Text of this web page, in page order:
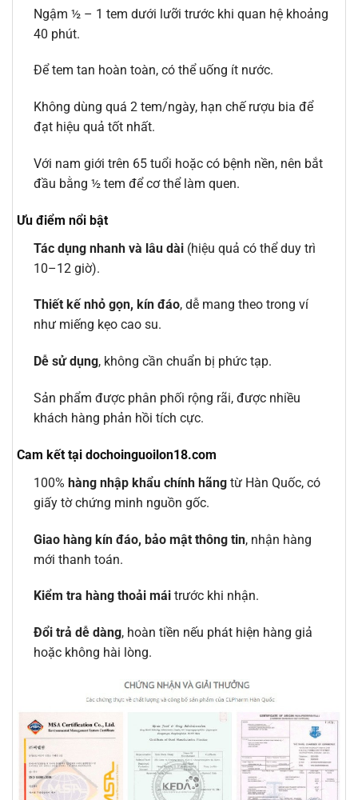
Ngậm ½ – 1 tem dưới lưỡi trước khi quan hệ khoảng
40 phút.
Để tem tan hoàn toàn, có thể uống ít nước.
Không dùng quá 2 tem/ngày, hạn chế rượu bia để
đạt hiệu quả tốt nhất.
Với nam giới trên 65 tuổi hoặc có bệnh nền, nên bắt
đầu bằng ½ tem để cơ thể làm quen.
Ưu điểm nổi bật
Tác dụng nhanh và lâu dài(hiệu quả có thể duy trì
10–12 giờ).
Thiết kế nhỏ gọn, kín đáo, dễ mang theo trong ví
như miếng kẹo cao su.
Dễ sử dụng, không cần chuẩn bị phức tạp.
Sản phẩm được phân phối rộng rãi, được nhiều
khách hàng phản hồi tích cực.
Cam kết tại dochoinguoilon18.com
100% hàng nhập khẩu chính hãngtừ Hàn Quốc, có
giấy tờ chứng minh nguồn gốc.
Giao hàng kín đáo, bảo mật thông tin, nhận hàng
mới thanh toán.
Kiểm tra hàng thoải máitrước khi nhận.
Đổi trả dễ dàng, hoàn tiền nếu phát hiện hàng giả
hoặc không hài lòng.